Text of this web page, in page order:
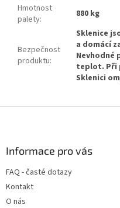
Hmotnost
palety: 880 kg
Bezpečnost
produktu:
Sklenice
a domácí
Nevhodné
teplot. Při
Sklenici
Informace pro vás
FAQ - časté dotazy
Kontakt
O nás